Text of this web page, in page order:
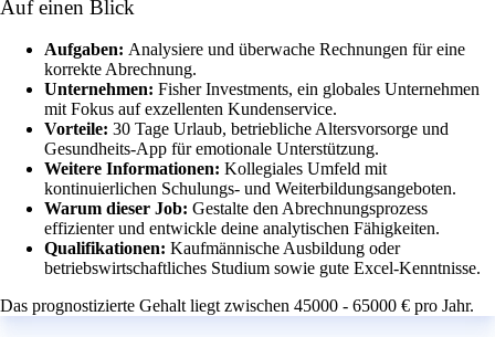
Auf einen Blick
Aufgaben: Analysiere und überwache Rechnungen für eine
korrekte Abrechnung.
Unternehmen: Fisher Investments, ein globales Unternehmen
mit Fokus auf exzellenten Kundenservice.
Vorteile: 30 Tage Urlaub, betriebliche Altersvorsorge und
Gesundheits-App für emotionale Unterstützung.
Weitere Informationen: Kollegiales Umfeld mit
kontinuierlichen Schulungs- und Weiterbildungsangeboten.
Warum dieser Job: Gestalte den Abrechnungsprozess
effizienter und entwickle deine analytischen Fähigkeiten.
Qualifikationen: Kaufmännische Ausbildung oder
betriebswirtschaftliches Studium sowie gute Excel-Kenntnisse.
Das prognostizierte Gehalt liegt zwischen 45000 - 65000 € pro Jahr.